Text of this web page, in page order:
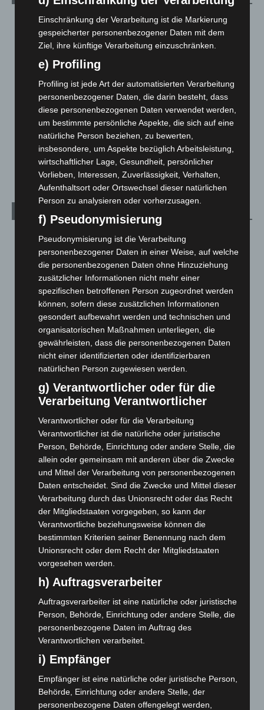
Blaulicht
2.799
Corona-News
Langenhagen und Ortsteile
Leserbriefe
Menschen
Über uns
Veranstaltungen
1.888
August 2026(14)
Juli 2026(73)
Juni 2026 (139)
Mai 2026(99)
April 2026(99)
März 2026 (115)
Februar 2026(109)
Januar 2026(122)
November 2025(114)
September 2025(93)
August 2025 (90)
Juli 2025 (90)
Juni 2025(103)
Mai 2025(112)
April 2025
(88)
März 2025(111)
Februar 2025(96)
Dezember 2024
(89)
November 2024(94)
Oktober 2024(93)
September 2024(112)
August 2024 (107)
Juli 2024(89)
Juni 2024(107)
Einschränkung der Verarbeitung ist die Markierung
gespeicherter personenbezogener Daten mit dem
Ziel, ihre künftige Verarbeitung einzuschränken.
e) Profiling
Profiling ist jede Art der automatisierten Verarbeitung
personenbezogener Daten, die darin besteht, dass
diese personenbezogenen Daten verwendet werden,
um bestimmte persönliche Aspekte, die sich auf eine
natürliche Person beziehen, zu bewerten,
insbesondere, um Aspekte bezüglich Arbeitsleistung,
wirtschaftlicher Lage, Gesundheit, persönlicher
Vorlieben, Interessen, Zuverlässigkeit, Verhalten,
Aufenthaltsort oder Ortswechsel dieser natürlichen
Person zu analysieren oder vorherzusagen.
f) Pseudonymisierung
Pseudonymisierung ist die Verarbeitung
personenbezogener Daten in einer Weise, auf welche
die personenbezogenen Daten ohne Hinzuziehung
zusätzlicher Informationen nicht mehr einer
spezifischen betroffenen Person zugeordnet werden
können, sofern diese zusätzlichen Informationen
gesondert aufbewahrt werden und technischen und
organisatorischen Maßnahmen unterliegen, die
gewährleisten, dass die personenbezogenen Daten
nicht einer identifizierten oder identifizierbaren
natürlichen Person zugewiesen werden.
g) Verantwortlicher oder für die
Verarbeitung Verantwortlicher
Verantwortlicher oder für die Verarbeitung
Verantwortlicher ist die natürliche oder juristische
Person, Behörde, Einrichtung oder andere Stelle, die
allein oder gemeinsam mit anderen über die Zwecke
und Mittel der Verarbeitung von personenbezogenen
Daten entscheidet. Sind die Zwecke und Mittel dieser
Verarbeitung durch das Unionsrecht oder das Recht
der Mitgliedstaaten vorgegeben, so kann der
Verantwortliche beziehungsweise können die
bestimmten Kriterien seiner Benennung nach dem
Unionsrecht oder dem Recht der Mitgliedstaaten
vorgesehen werden.
h) Auftragsverarbeiter
Auftragsverarbeiter ist eine natürliche oder juristische
Person, Behörde, Einrichtung oder andere Stelle, die
personenbezogene Daten im Auftrag des
Verantwortlichen verarbeitet.
i) Empfänger
Empfänger ist eine natürliche oder juristische Person,
Behörde, Einrichtung oder andere Stelle, der
personenbezogene Daten offengelegt werden,